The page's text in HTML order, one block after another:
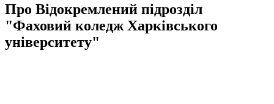
Про Відокремлений підрозділ
"Фаховий коледж Харківського
університету"